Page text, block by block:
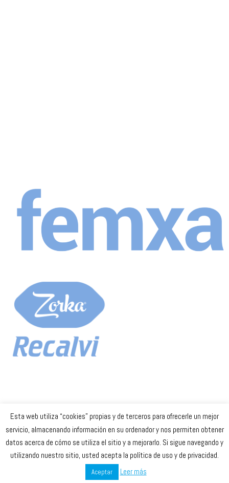
Celta Baloncesto Femenino. 2023
secretaria@celtabaloncesto.com
Esta web utiliza “cookies” propias y de terceros para ofrecerle un mejor
servicio, almacenando información en su ordenador y nos permiten obtener
datos acerca de cómo se utiliza el sitio y a mejorarlo. Si sigue navegando y
utilizando nuestro sitio, usted acepta la política de uso y de privacidad.
Aceptar Leer más